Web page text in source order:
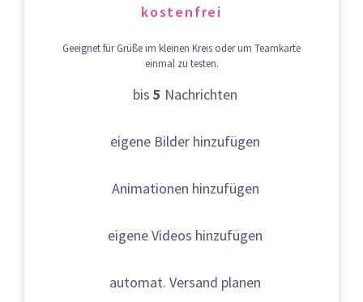
kostenfrei
Geeignet für Grüße im kleinen Kreis oder um Teamkarte
einmal zu testen.
bis 5 Nachrichten
eigene Bilder hinzufügen
Animationen hinzufügen
eigene Videos hinzufügen
automat. Versand planen